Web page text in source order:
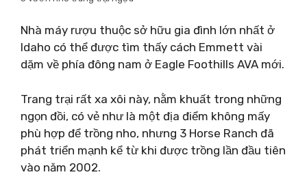
Nhà máy rượu thuộc sở hữu gia đình lớn nhất ở
Idaho có thể được tìm thấy cách Emmett vài
dặm về phía đông nam ở Eagle Foothills AVA mới.
Trang trại rất xa xôi này, nằm khuất trong những
ngọn đồi, có vẻ như là một địa điểm không mấy
phù hợp để trồng nho, nhưng 3 Horse Ranch đã
phát triển mạnh kể từ khi được trồng lần đầu tiên
vào năm 2002.